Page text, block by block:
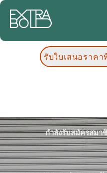
รับใบเสนอราคา
กำลังรับสมัครสมา